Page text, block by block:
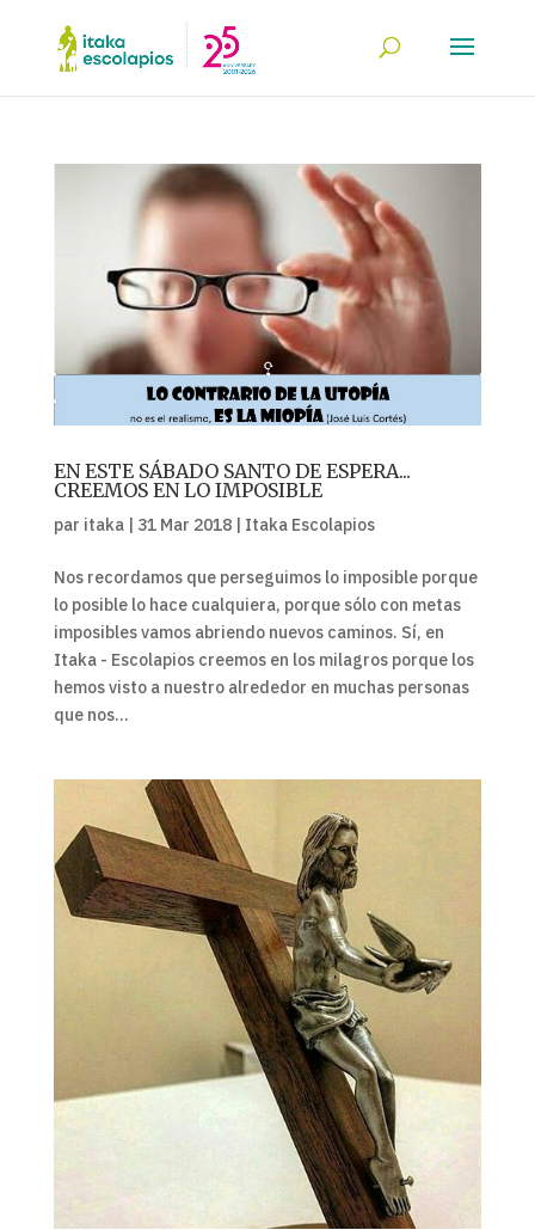
EN ESTE SÁBADO SANTO DE ESPERA...
CREEMOS EN LO IMPOSIBLE
par itaka| 31 Mar 2018| Itaka Escolapios
Nos recordamos que perseguimos lo imposible porque
lo posible lo hace cualquiera, porque sólo con metas
imposibles vamos abriendo nuevos caminos. Sí, en
Itaka - Escolapios creemos en los milagros porque los
hemos visto a nuestro alrededor en muchas personas
que nos...